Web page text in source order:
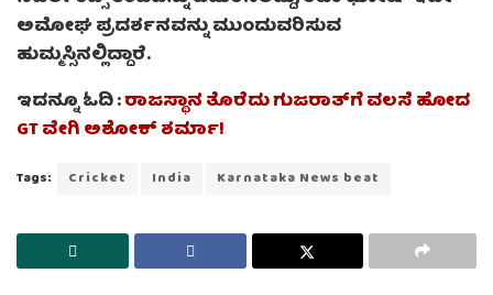
ಅಮೋಘ ಪ್ರದರ್ಶನವನ್ನು ಮುಂದುವರಿಸುವ
ಹುಮ್ಮಸ್ಸಿನಲ್ಲಿದ್ದಾರೆ.
ಇದನ್ನೂ ಓದಿ :ರಾಜಸ್ಥಾನ ತೊರೆದು ಗುಜರಾತ್‌ಗೆ ವಲಸೆ ಹೋದ
GT ವೇಗಿ ಅಶೋಕ್ ಶರ್ಮಾ!
Tags: Cricket India Karnataka News beat